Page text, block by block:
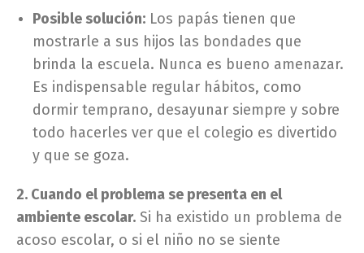
Posible solución: Los papás tienen que
mostrarle a sus hijos las bondades que
brinda la escuela. Nunca es bueno amenazar.
Es indispensable regular hábitos, como
dormir temprano, desayunar siempre y sobre
todo hacerles ver que el colegio es divertido
y que se goza.
2. Cuando el problema se presenta en el
ambiente escolar. Si ha existido un problema de
acoso escolar, o si el niño no se siente